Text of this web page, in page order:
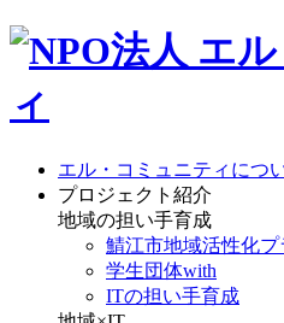
エル・コミュニティにつ
プロジェクト紹介
地域の担い手育成
鯖江市地域活性化プ
学生団体with
ITの担い手育成